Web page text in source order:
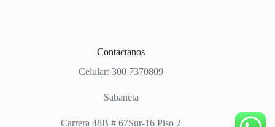
Contactanos
Celular: 300 7370809
Sabaneta
Carrera 48B # 67Sur-16 Piso 2